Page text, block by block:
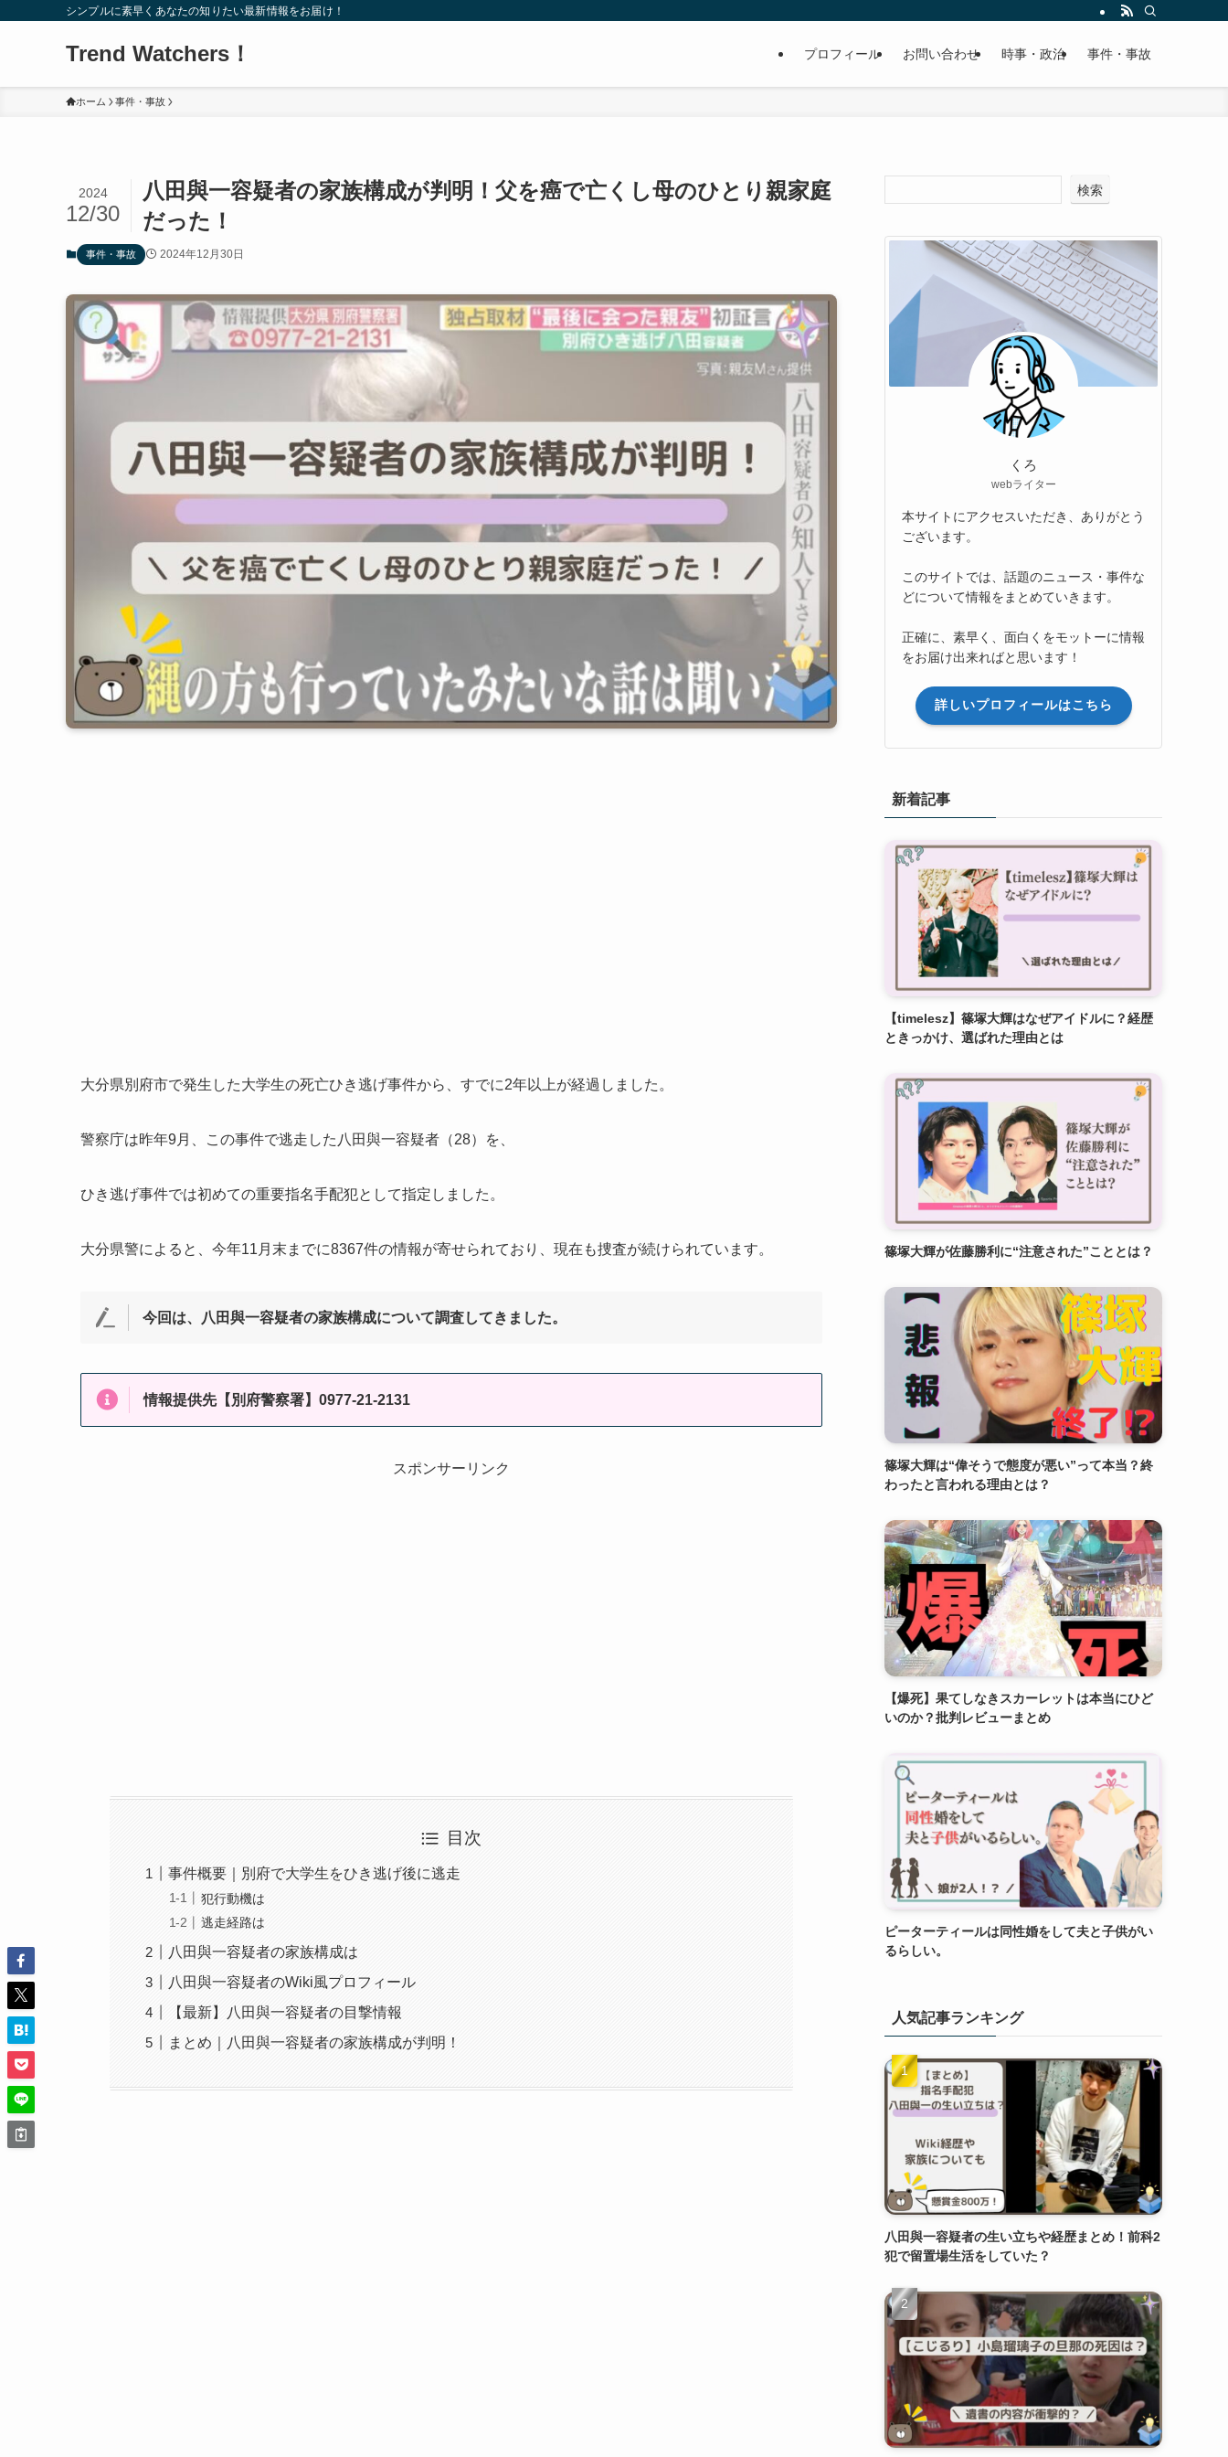
シンプルに素早くあなたの知りたい最新情報をお届け！
Trend Watchers！ プロフィール お問い合わせ 時事・政治 事件・事故
ホーム 事件・事故
八田與一容疑者の家族構成が判明！父を癌で亡くし母のひとり親家庭
だった！
2024
12/30
事件・事故 2024年12月30日
大分県別府市で発生した大学生の死亡ひき逃げ事件から、すでに2年以上が経過しました。
警察庁は昨年9月、この事件で逃走した八田與一容疑者（28）を、
ひき逃げ事件では初めての重要指名手配犯として指定しました。
大分県警によると、今年11月末までに8367件の情報が寄せられており、現在も捜査が続けられています。
今回は、八田與一容疑者の家族構成について調査してきました。
情報提供先【別府警察署】0977-21-2131
スポンサーリンク
目次
事件概要｜別府で大学生をひき逃げ後に逃走
犯行動機は
逃走経路は
八田與一容疑者の家族構成は
八田與一容疑者のWiki風プロフィール
【最新】八田與一容疑者の目撃情報
まとめ｜八田與一容疑者の家族構成が判明！
検索
くろ
webライター
本サイトにアクセスいただき、ありがとう
ございます。
このサイトでは、話題のニュース・事件な
どについて情報をまとめていきます。
正確に、素早く、面白くをモットーに情報
をお届け出来ればと思います！
詳しいプロフィールはこちら
新着記事
【timelesz】篠塚大輝はなぜアイドルに？経歴
ときっかけ、選ばれた理由とは
篠塚大輝が佐藤勝利に“注意された”こととは？
篠塚大輝は“偉そうで態度が悪い”って本当？終
わったと言われる理由とは？
【爆死】果てしなきスカーレットは本当にひど
いのか？批判レビューまとめ
ピーターティールは同性婚をして夫と子供がい
るらしい。
人気記事ランキング
八田與一容疑者の生い立ちや経歴まとめ！前科2
犯で留置場生活をしていた？